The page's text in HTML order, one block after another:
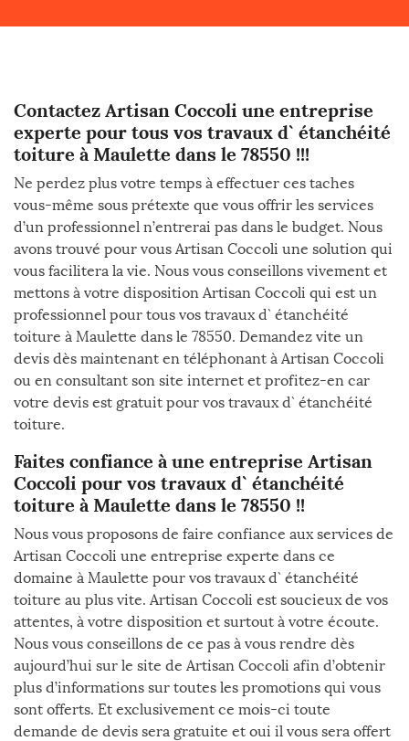
Contactez Artisan Coccoli une entreprise
experte pour tous vos travaux d` étanchéité
toiture à Maulette dans le 78550 !!!
Ne perdez plus votre temps à effectuer ces taches
vous-même sous prétexte que vous offrir les services
d’un professionnel n’entrerai pas dans le budget. Nous
avons trouvé pour vous Artisan Coccoli une solution qui
vous facilitera la vie. Nous vous conseillons vivement et
mettons à votre disposition Artisan Coccoli qui est un
professionnel pour tous vos travaux d` étanchéité
toiture à Maulette dans le 78550. Demandez vite un
devis dès maintenant en téléphonant à Artisan Coccoli
ou en consultant son site internet et profitez-en car
votre devis est gratuit pour vos travaux d` étanchéité
toiture.
Faites confiance à une entreprise Artisan
Coccoli pour vos travaux d` étanchéité
toiture à Maulette dans le 78550 !!
Nous vous proposons de faire confiance aux services de
Artisan Coccoli une entreprise experte dans ce
domaine à Maulette pour vos travaux d` étanchéité
toiture au plus vite. Artisan Coccoli est soucieux de vos
attentes, à votre disposition et surtout à votre écoute.
Nous vous conseillons de ce pas à vous rendre dès
aujourd’hui sur le site de Artisan Coccoli afin d’obtenir
plus d’informations sur toutes les promotions qui vous
sont offerts. Et exclusivement ce mois-ci toute
demande de devis sera gratuite et oui il vous sera offert